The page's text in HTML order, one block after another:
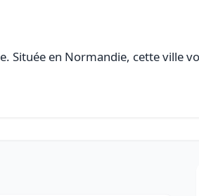
Située en Normandie, cette ville